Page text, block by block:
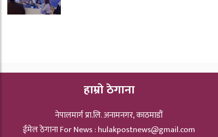
हाम्रो ठेगाना
नेपालमार्ग प्रा.लि. अनामनगर, काठमाडौं
ईमेल ठेगाना For News :hulakpostnews@gmail.com